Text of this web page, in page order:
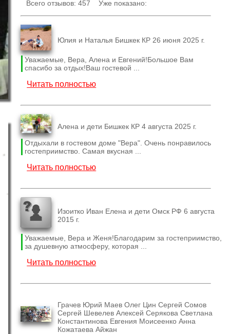
Всего отзывов: 457 Уже показано:
Юлия и Наталья Бишкек КР 26 июня 2025 г.
Уважаемые, Вера, Алена и Евгений!Большое Вам
спасибо за отдых!Ваш гостевой ...
Читать полностью
Алена и дети Бишкек КР 4 августа 2025 г.
Отдыхали в гостевом доме "Вера". Очень понравилось
гостеприимство. Самая вкусная ...
Читать полностью
Изоитко Иван Елена и дети Омск РФ 6 августа
2015 г.
Уважаемые, Вера и Женя!Благодарим за гостеприимство,
за душевную атмосферу, которая ...
Читать полностью
Грачев Юрий Маев Олег Цин Сергей Сомов
Сергей Шевелев Алексей Серякова Светлана
Константинова Евгения Моисеенко Анна
Кожатаева Айжан